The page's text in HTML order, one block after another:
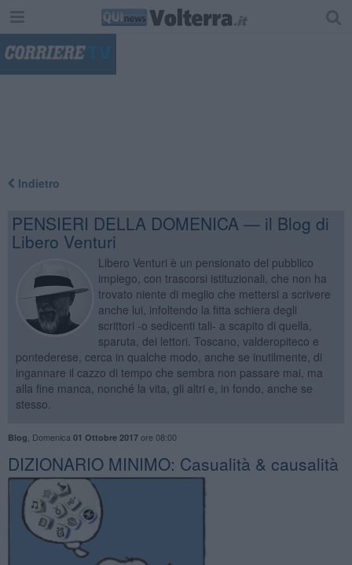
Indietro
PENSIERI DELLA DOMENICA — il Blog di
Libero Venturi
Libero Venturi è un pensionato del pubblico
impiego, con trascorsi istituzionali, che non ha
trovato niente di meglio che mettersi a scrivere
anche lui, infoltendo la fitta schiera degli
scrittori -o sedicenti tali- a scapito di quella,
sparuta, dei lettori. Toscano, valderopiteco e
pontederese, cerca in qualche modo, anche se inutilmente, di
ingannare il cazzo di tempo che sembra non passare mai, ma
alla fine manca, nonché la vita, gli altri e, in fondo, anche se
stesso.
Blog Domenica 01 Ottobre 2017ore 08:00
DIZIONARIO MINIMO: ​Casualità & causalità